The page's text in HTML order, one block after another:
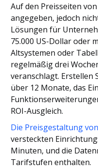
Auf den Preisseiten
angegeben, jedoch
Lösungen für
75.000 US-Dollar oder
Altsystemen oder
regelmäßig drei
veranschlagt. Erstellen
über 12 Monate, das
ROI-Ausgleich.
Die Preisgestaltung
versteckten
Minuten, und die
Tarifstufen enthalten.